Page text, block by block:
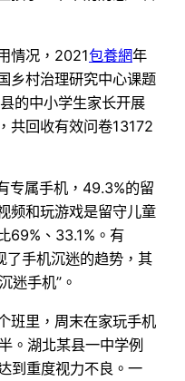
情况，2021包養網年
乡村治理研究中心课题
的中小学生家长开展
共回收有效问卷13172
专属手机，49.3%的留
频和玩游戏是留守儿童
69%、33.1%。有
了手机沉迷的趋势，其
迷手机”。
班里，周末在家玩手机
。湖北某县一中学例
到重度视力不良。一